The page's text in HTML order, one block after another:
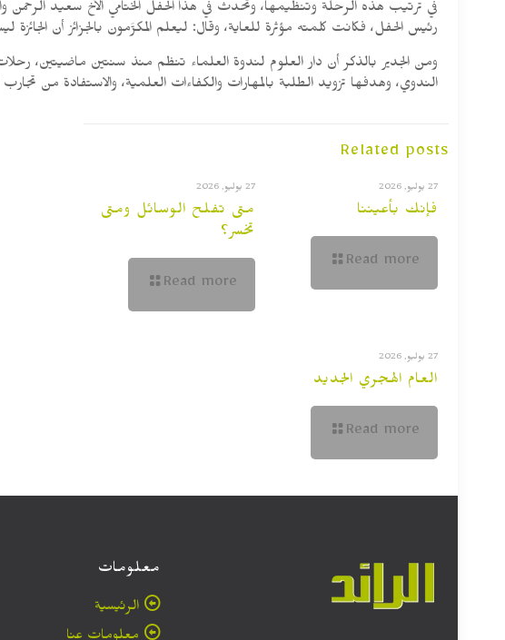
في ترتيب هذه الرحلة وتنظيمها، وتحدث في هذا الحفل الختامي الأخ سعيد
رئيس الحفل، فكانت كلمته مؤثرة للعاية، وقال: ليعلم المكرَّمون بالجزائز أن
ومن الجدير بالذكر أن دار العلوم لندوة العلماء تنظم منذ سنتين ماضيتين،
الندوي، وهدفها تزويد الطلبة بالمهارات والكفاءات العلمية، والاستفادة من
Related posts
27 يوليو, 2026
فإنك بأعيننا
Read more
27 يوليو, 2026
متى تفلح الوسائل ومتى
تخسر؟
Read more
27 يوليو, 2026
العام الهجري الجديد
Read more
معلومات
الرئيسية